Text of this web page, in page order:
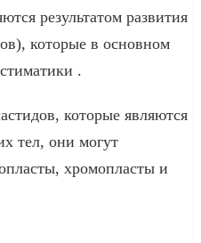
результатом развития
которые в основном
.
которые являются
тел, они могут
хромопласты и